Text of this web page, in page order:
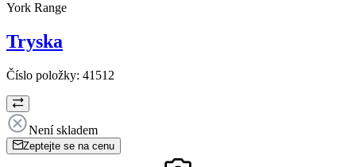
York Range
Tryska
Číslo položky: 41512
Není skladem
Zeptejte se na cenu